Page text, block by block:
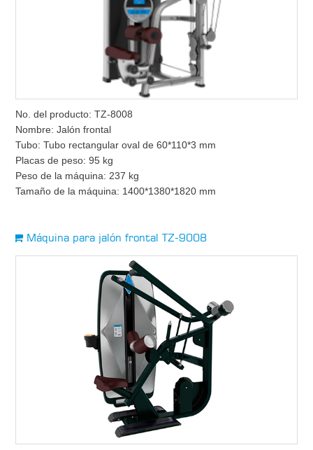
No. del producto: TZ-8008
Nombre: Jalón frontal
Tubo: Tubo rectangular oval de 60*110*3 mm
Placas de peso: 95 kg
Peso de la máquina: 237 kg
Tamaño de la máquina: 1400*1380*1820 mm
Máquina para jalón frontal TZ-9008